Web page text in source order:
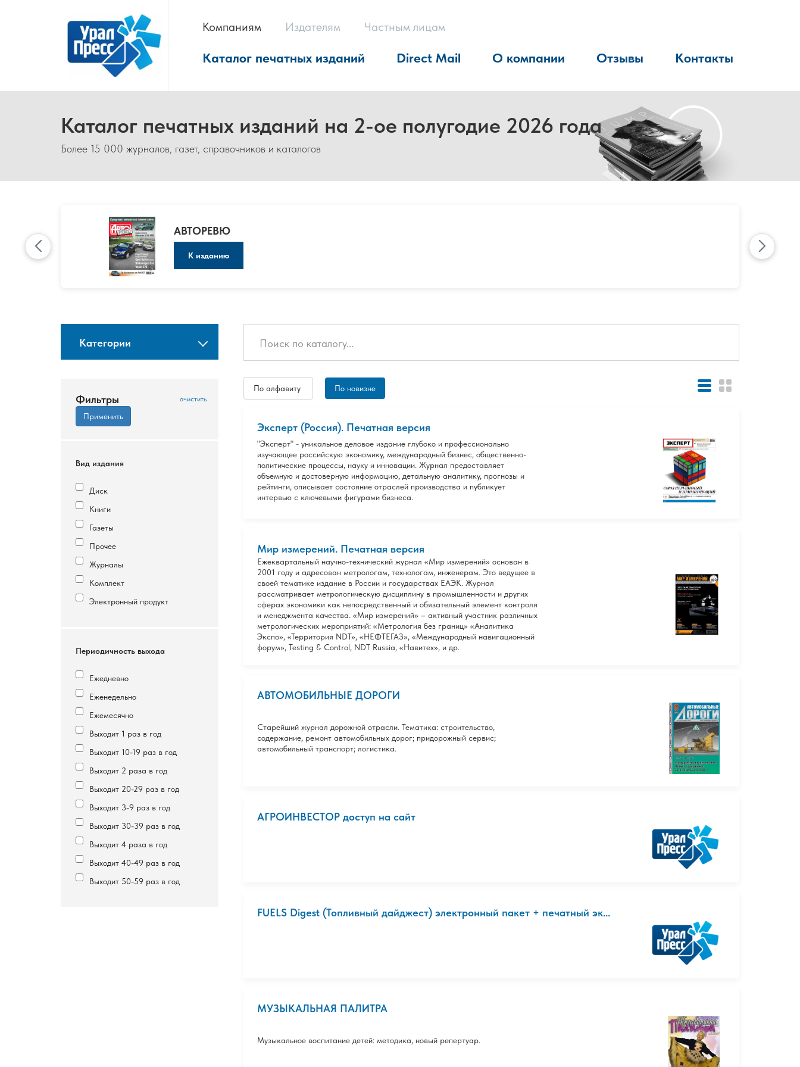
Компаниям Издателям Частным лицам
Каталог печатных изданий Direct Mail О компании Отзывы Контакты
Каталог печатных изданий на 2-ое полугодие 2026 года
Более 15 000 журналов, газет, справочников и каталогов
АВТОРЕВЮ
К изданию
Категории
Фильтры
Вид издания
Диск
Книги
Газеты
Прочее
Журналы
Комплект
Электронный продукт
Периодичность выхода
Ежедневно
Еженедельно
Ежемесячно
Выходит 1 раз в год
Выходит 10-19 раз в год
Выходит 2 раза в год
Выходит 20-29 раз в год
Выходит 3-9 раз в год
Выходит 30-39 раз в год
Выходит 4 раза в год
Выходит 40-49 раз в год
Выходит 50-59 раз в год
По алфавиту По новизне
Эксперт (Россия). Печатная версия
"Эксперт" - уникальное деловое издание глубоко и профессионально
изучающее российскую экономику, международный бизнес, общественно-
политические процессы, науку и инновации. Журнал предоставляет
объемную и достоверную информацию, детальную аналитику, прогнозы и
рейтинги, описывает состояние отраслей производства и публикует
интервью с ключевыми фигурами бизнеса.
Мир измерений. Печатная версия
Ежеквартальный научно-технический журнал «Мир измерений» основан в
2001 году и адресован метрологам, технологам, инженерам. Это ведущее в
своей тематике издание в России и государствах ЕАЭК. Журнал
рассматривает метрологическую дисциплину в промышленности и других
сферах экономики как непосредственный и обязательный элемент контроля
и менеджмента качества. «Мир измерений» – активный участник различных
метрологических мероприятий: «Метрология без границ» «Аналитика
Экспо», «Территория NDT», «НЕФТЕГАЗ», «Международный навигационный
форум», Testing & Control, NDT Russia, «Навитех», и др.
АВТОМОБИЛЬНЫЕ ДОРОГИ
Старейший журнал дорожной отрасли. Тематика: строительство,
содержание, ремонт автомобильных дорог; придорожный сервис;
автомобильный транспорт; логистика.
АГРОИНВЕСТОР доступ на сайт
FUELS Digest (Топливный дайджест) электронный пакет + печатный эк...
МУЗЫКАЛЬНАЯ ПАЛИТРА
Музыкальное воспитание детей: методика, новый репертуар.